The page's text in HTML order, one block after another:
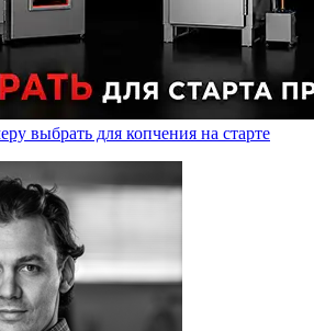
выбрать для копчения на старте